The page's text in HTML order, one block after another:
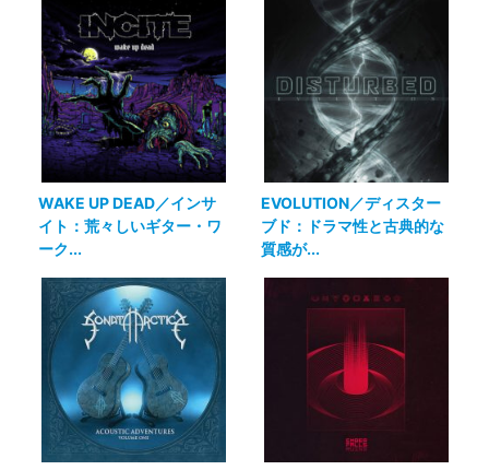
WAKE UP DEAD／インサ
イト：荒々しいギター・ワ
ーク...
EVOLUTION／ディスター
ブド：ドラマ性と古典的な
質感が...